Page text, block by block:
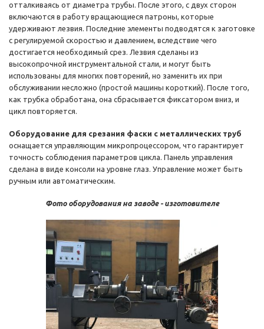
отталкиваясь от диаметра трубы. После этого, с двух сторон
включаются в работу вращающиеся патроны, которые
удерживают лезвия. Последние элементы подводятся к заготовке
с регулируемой скоростью и давлением, вследствие чего
достигается необходимый срез. Лезвия сделаны из
высокопрочной инструментальной стали, и могут быть
использованы для многих повторений, но заменить их при
обслуживании несложно (простой машины короткий). После того,
как трубка обработана, она сбрасывается фиксатором вниз, и
цикл повторяется.
Оборудование для срезания фаски с металлических труб
оснащается управляющим микропроцессором, что гарантирует
точность соблюдения параметров цикла. Панель управления
сделана в виде консоли на уровне глаз. Управление может быть
ручным или автоматическим.
Фото оборудования на заводе - изготовителе